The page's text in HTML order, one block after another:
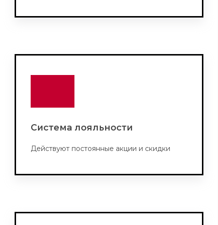
Система лояльности
Действуют постоянные акции и скидки